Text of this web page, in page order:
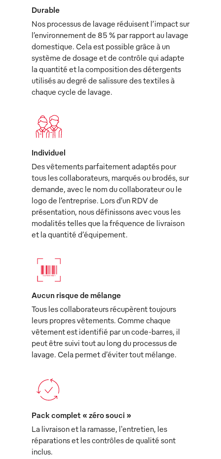
Durable
Nos processus de lavage réduisent l’impact sur
l’environnement de 85 % par rapport au lavage
domestique. Cela est possible grâce à un
système de dosage et de contrôle qui adapte
la quantité et la composition des détergents
utilisés au degré de salissure des textiles à
chaque cycle de lavage.
Individuel
Des vêtements parfaitement adaptés pour
tous les collaborateurs, marqués ou brodés, sur
demande, avec le nom du collaborateur ou le
logo de l’entreprise. Lors d’un RDV de
présentation, nous définissons avec vous les
modalités telles que la fréquence de livraison
et la quantité d’équipement.
Aucun risque de mélange
Tous les collaborateurs récupèrent toujours
leurs propres vêtements. Comme chaque
vêtement est identifié par un code-barres, il
peut être suivi tout au long du processus de
lavage. Cela permet d’éviter tout mélange.
Pack complet « zéro souci »
La livraison et la ramasse, l'entretien, les
réparations et les contrôles de qualité sont
inclus.